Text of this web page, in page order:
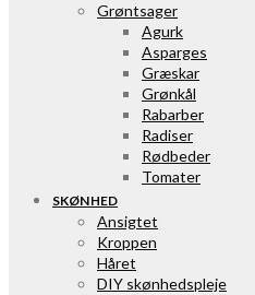
Grøntsager
Agurk
Asparges
Græskar
Grønkål
Rabarber
Radiser
Rødbeder
Tomater
SKØNHED
Ansigtet
Kroppen
Håret
DIY skønhedspleje